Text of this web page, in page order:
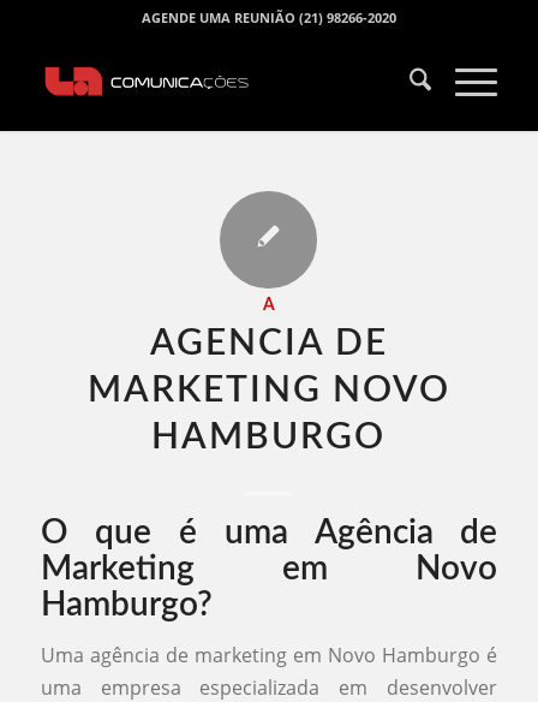
AGENDE UMA REUNIÃO (21) 98266-2020
A
AGENCIA DE
MARKETING NOVO
HAMBURGO​
O que é uma Agência de
Marketing em Novo
Hamburgo?
Uma agência de marketing em Novo Hamburgo é
uma empresa especializada em desenvolver